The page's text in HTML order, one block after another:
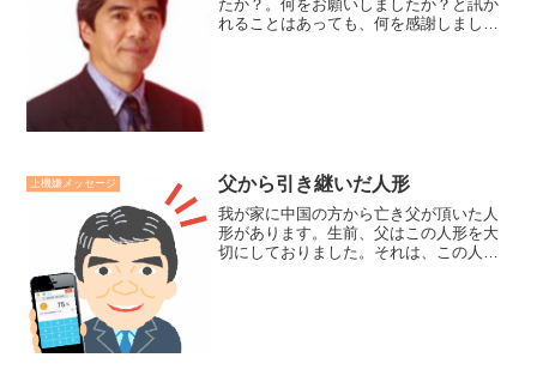
たか？。何をお願いしましたか？と訊か
れることはあっても、何を感謝しました
上機嫌メッセージ 父から引き継いだ人形
我が家に中国の方から亡き父が頂いた人
形があります。生前、父はこの人形を大
切にしておりました。それは、この人形